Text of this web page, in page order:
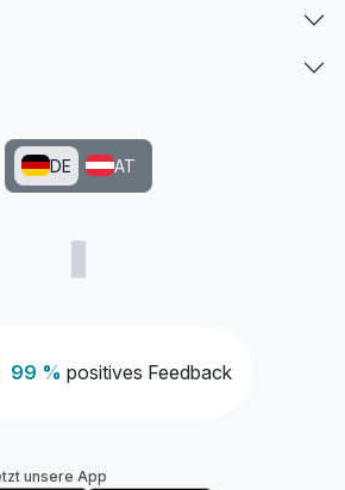
99 % positives Feedback
DE AT
unsere App